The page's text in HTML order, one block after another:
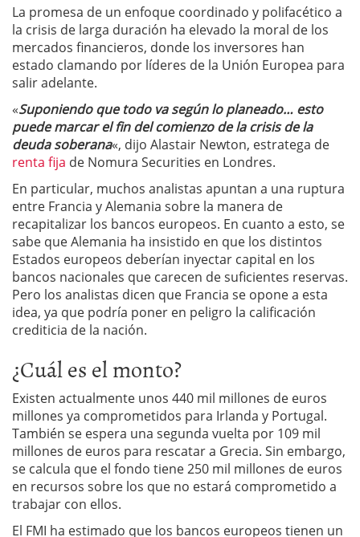
La promesa de un enfoque coordinado y polifacético a
la crisis de larga duración ha elevado la moral de los
mercados financieros, donde los inversores han
estado clamando por líderes de la Unión Europea para
salir adelante.
«Suponiendo que todo va según lo planeado… esto
puede marcar el fin del comienzo de la crisis de la
deuda soberana«, dijo Alastair Newton, estratega de
renta fija de Nomura Securities en Londres.
En particular, muchos analistas apuntan a una ruptura
entre Francia y Alemania sobre la manera de
recapitalizar los bancos europeos. En cuanto a esto, se
sabe que Alemania ha insistido en que los distintos
Estados europeos deberían inyectar capital en los
bancos nacionales que carecen de suficientes reservas.
Pero los analistas dicen que Francia se opone a esta
idea, ya que podría poner en peligro la calificación
crediticia de la nación.
¿Cuál es el monto?
Existen actualmente unos 440 mil millones de euros
millones ya comprometidos para Irlanda y Portugal.
También se espera una segunda vuelta por 109 mil
millones de euros para rescatar a Grecia. Sin embargo,
se calcula que el fondo tiene 250 mil millones de euros
en recursos sobre los que no estará comprometido a
trabajar con ellos.
El FMI ha estimado que los bancos europeos tienen un